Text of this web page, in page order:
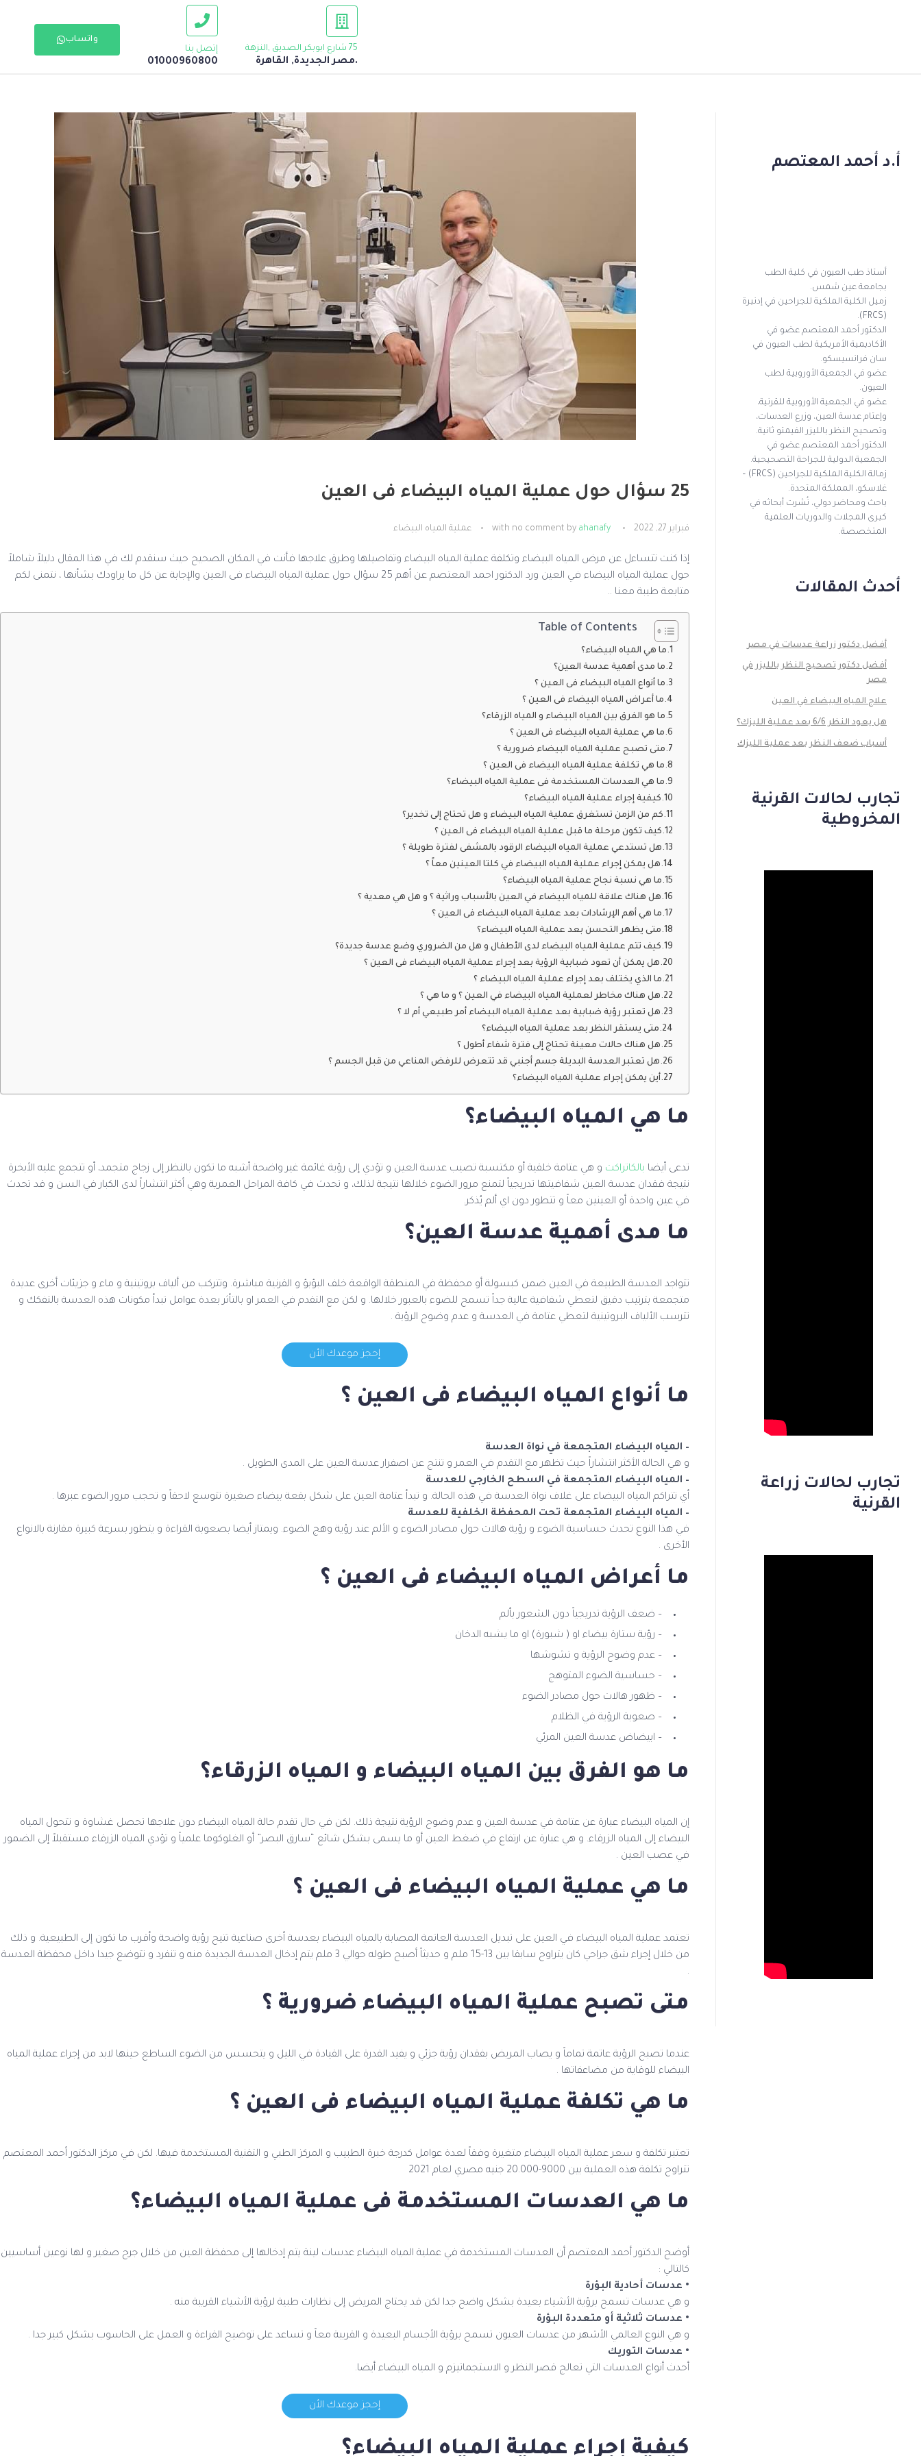
75 شارع ابوبكر الصديق ,النزهة
.مصر الجديدة, القاهرة
إتصل بنا
01000960800
واتساب
25 سؤال حول عملية المياه البيضاء فى العين
فبراير 27, 2022 by ahanafy
with no comment عملية المياه البيضاء
إذا كنت تتساءل عن مرض المياه البيضاء وتكلفة عملية المياه البيضاء وتفاصيلها وطرق علاجها فأنت في المكان الصحيح حيث سنقدم لك في هذا المقال دليلاً شاملاً
حول عملية المياه البيضاء في العين ورد الدكتور احمد المعتصم عن أهم 25 سؤال حول عملية المياه البيضاء فى العين والإجابة عن كل ما يراودك بشأنها ، نتمنى لكم
متابعة طيبة معنا ..
Table of Contents
ما هي المياه البيضاء؟
ما مدى أهمية عدسة العين؟
ما أنواع المياه البيضاء فى العين ؟
ما أعراض المياه البيضاء فى العين ؟
ما هو الفرق بين المياه البيضاء و المياه الزرقاء؟
ما هي عملية المياه البيضاء فى العين ؟
متى تصبح عملية المياه البيضاء ضرورية ؟
ما هي تكلفة عملية المياه البيضاء فى العين ؟
ما هي العدسات المستخدمة فى عملية المياه البيضاء؟
كيفية إجراء عملية المياه البيضاء؟
كم من الزمن تستغرق عملية المياه البيضاء و هل تحتاج إلى تخدير؟
كيف تكون مرحلة ما قبل عملية المياه البيضاء فى العين ؟
هل تستدعي عملية المياه البيضاء الرقود بالمشفى لفترة طويلة ؟
هل يمكن إجراء عملية المياه البيضاء في كلتا العينين معاً ؟
ما هي نسبة نجاح عملية المياه البيضاء؟
هل هناك علاقة للمياه البيضاء في العين بالأسباب وراثية ؟ و هل هي معدية ؟
ما هي أهم الإرشادات بعد عملية المياه البيضاء فى العين ؟
متى يظهر التحسن بعد عملية المياه البيضاء؟
كيف تتم عملية المياه البيضاء لدى الأطفال و هل من الضروري وضع عدسة جديدة؟
هل يمكن أن تعود ضبابية الرؤية بعد إجراء عملية المياه البيضاء فى العين ؟
ما الذي يختلف بعد إجراء عملية المياه البيضاء ؟
هل هناك مخاطر لعملية المياه البيضاء في العين ؟ و ما هي ؟
هل تعتبر رؤية ضبابية بعد عملية المياه البيضاء أمر طبيعي أم لا ؟
متى يستقر النظر بعد عملية المياه البيضاء؟
هل هناك حالات معينة تحتاج إلى فترة شفاء أطول ؟
هل تعتبر العدسة البديلة جسم أجنبي قد تتعرض للرفض المناعي من قبل الجسم ؟
أين يمكن إجراء عملية المياه البيضاء؟
ما هي المياه البيضاء؟
تدعى أيضا بالكاتراكت و هي عتامة خلقية أو مكتسبة تصيب عدسة العين و تؤدي إلى رؤية غائمة غير واضحة أشبه ما تكون بالنظر إلى زجاج متجمد، أو تتجمع عليه الأبخرة
نتيجة فقدان عدسة العين شفافيتها تدريجياً لتمنع مرور الضوء خلالها نتيجة لذلك، و تحدث في كافة المراحل العمرية وهي أكثر انتشاراً لدى الكبار في السن و قد تحدث
في عين واحدة أو العينين معاً و تتطور دون اي ألم يُذكر.
ما مدى أهمية عدسة العين؟
تتواجد العدسة الطبيعة في العين ضمن كبسولة أو محفظة في المنطقة الواقعة خلف البؤبؤ و القرنية مباشرة. وتتركب من ألياف بروتينية و ماء و جزيئات أخرى عديدة
متجمعة بترتيب دقيق لتعطي شفافية عالية جداً تسمح للضوء بالعبور خلالها. و لكن مع التقدم في العمر او بالتأثر بعدة عوامل تبدأ مكونات هذه العدسة بالتفكك و
تترسب الألياف البروتينية لتعطي عتامة في العدسة و عدم وضوح الرؤية .
إحجز موعدك الأن
ما أنواع المياه البيضاء فى العين ؟
– المياه البيضاء المتجمعة في نواة العدسة
و هي الحالة الأكثر انتشاراً حيث تظهر مع التقدم في العمر و تنتج عن اصفرار عدسة العين على المدى الطويل .
– المياه البيضاء المتجمعة في السطح الخارجي للعدسة
أي تتراكم المياه البيضاء على غلاف نواة العدسة في هذه الحالة. و تبدأ عتامة العين على شكل بقعة بيضاء صغيرة تتوسع لاحقاً و تحجب مرور الضوء عبرها .
– المياه البيضاء المتجمعة تحت المحفظة الخلفية للعدسة
في هذا النوع تحدث حساسية الضوء و رؤية هالات حول مصادر الضوء و الألم عند رؤية وهج الضوء. ويمتاز أيضا بصعوبة القراءة و يتطور بسرعة كبيرة مقارنة بالانواع
الأخرى .
ما أعراض المياه البيضاء فى العين ؟
– ضعف الرؤية تدريجياً دون الشعور بألم
– رؤية ستارة بيضاء او ( شبورة) او ما يشبه الدخان
– عدم وضوح الرؤية و تشوشها
– حساسية الضوء المتوهج
– ظهور هالات حول مصادر الضوء
– صعوبة الرؤية في الظلام
– ابيضاض عدسة العين المرئي
ما هو الفرق بين المياه البيضاء و المياه الزرقاء؟
إن المياه البيضاء عبارة عن عتامة في عدسة العين و عدم وضوح الرؤية نتيجة ذلك. لكن في حال تقدم حالة المياه البيضاء دون علاجها تحصل غشاوة و تتحول المياه
البيضاء إلى المياه الزرقاء. و هي عبارة عن ارتفاع في ضغط العين أو ما يسمى بشكل شائع “سارق البصر” أو الغلوكوما علمياً و تؤدي المياه الزرقاء مستقبلاً إلى الضمور
في عصب العين .
ما هي عملية المياه البيضاء فى العين ؟
تعتمد عملية المياه البيضاء في العين على تبديل العدسة العاتمة المصابة بالمياه البيضاء بعدسة أخرى صناعية تتيح رؤية واضحة وأقرب ما تكون إلى الطبيعية. و ذلك
من خلال إجراء شق جراحي كان يتراوح سابقا بين 13-15 ملم و حديثاً أصبح طوله حوالي 3 ملم يتم إدخال العدسة الجديدة منه و تنفرد و تتوضع جيدا داخل محفظة العدسة
.
متى تصبح عملية المياه البيضاء ضرورية ؟
عندما تصبح الرؤية عاتمة تماماً و يصاب المريض بفقدان رؤية جزئي و يفيد القدرة على القيادة في الليل و يتحسس من الضوء الساطع حينها لابد من إجراء عملية المياه
البيضاء للوقاية من مضاعفاتها .
ما هي تكلفة عملية المياه البيضاء فى العين ؟
تعتبر تكلفة و سعر عملية المياه البيضاء متغيرة وفقاً لعدة عوامل كدرجة خبرة الطبيب و المركز الطبي و التقنية المستخدمة فيها. لكن في مركز الدكتور أحمد المعتصم
تتراوح تكلفة هذه العملية بين 9000-20.000 جنيه مصري لعام 2021
ما هي العدسات المستخدمة فى عملية المياه البيضاء؟
أوضح الدكتور أحمد المعتصم أن العدسات المستخدمة في عملية المياه البيضاء عدسات لينة يتم إدخالها إلى محفظة العين من خلال جرح صغير و لها نوعين أساسيين
كالتالي :
• عدسات أحادية البؤرة
و هي عدسات تسمح برؤية الأشياء بعيدة بشكل واضح جدا لكن قد يحتاج المريض إلى نظارات طبية لرؤية الأشياء القريبة منه .
• عدسات ثلاثية أو متعددة البؤرة
و هي النوع العالمي الأشهر من عدسات العيون تسمح برؤية الأجسام البعيدة و القريبة معاً و تساعد على توضيح القراءة و العمل على الحاسوب بشكل كبير جدا .
• عدسات التوريك
أحدث أنواع العدسات التي تعالج قصر النظر و الاستجماتيزم و المياه البيضاء أيضا.
إحجز موعدك الأن
كيفية إجراء عملية المياه البيضاء؟
أ.د أحمد المعتصم
أستاذ طب العيون في كلية الطب
بجامعة عين شمس.
زميل الكلية الملكية للجراحين في إدنبرة
(FRCS).
الدكتور أحمد المعتصم عضو في
الأكاديمية الأمريكية لطب العيون في
سان فرانسيسكو.
عضو في الجمعية الأوروبية لطب
العيون.
عضو في الجمعية الأوروبية للقرنية،
وإعتام عدسة العين، وزرع العدسات،
وتصحيح النظر بالليزر الفيمتو ثانية.
الدكتور أحمد المعتصم عضو في
الجمعية الدولية للجراحة التصحيحية.
زمالة الكلية الملكية للجراحين (FRCS) –
غلاسكو، المملكة المتحدة.
باحث ومحاضر دولي، نُشرت أبحاثه في
كبرى المجلات والدوريات العلمية
المتخصصة.
أحدث المقالات
أفضل دكتور زراعة عدسات في مصر
أفضل دكتور تصحيح النظر بالليزر في
مصر
علاج المياه البيضاء في العين
هل يعود النظر 6/6 بعد عملية الليزك؟
أسباب ضعف النظر بعد عملية الليزك
تجارب لحالات القرنية
المخروطية
تجارب لحالات زراعة
القرنية